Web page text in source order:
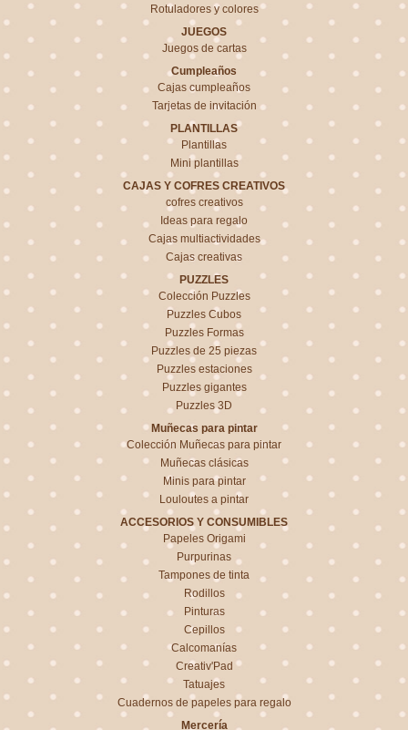
Rotuladores y colores
JUEGOS
Juegos de cartas
Cumpleaños
Cajas cumpleaños
Tarjetas de invitación
PLANTILLAS
Plantillas
Mini plantillas
CAJAS Y COFRES CREATIVOS
cofres creativos
Ideas para regalo
Cajas multiactividades
Cajas creativas
PUZZLES
Colección Puzzles
Puzzles Cubos
Puzzles Formas
Puzzles de 25 piezas
Puzzles estaciones
Puzzles gigantes
Puzzles 3D
Muñecas para pintar
Colección Muñecas para pintar
Muñecas clásicas
Minis para pintar
Louloutes a pintar
ACCESORIOS Y CONSUMIBLES
Papeles Origami
Purpurinas
Tampones de tinta
Rodillos
Pinturas
Cepillos
Calcomanías
Creativ'Pad
Tatuajes
Cuadernos de papeles para regalo
Mercería